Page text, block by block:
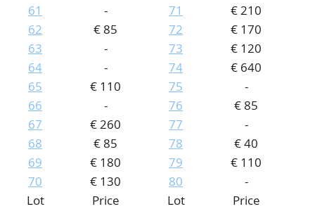
61
-
62
€ 85
63
-
64
-
65
€ 110
66
-
67
€ 260
68
€ 85
69
€ 180
70
€ 130
71
€ 210
72
€ 170
73
€ 120
74
€ 640
75
-
76
€ 85
77
-
78
€ 40
79
€ 110
80
-
Lot
Price
Lot
Price